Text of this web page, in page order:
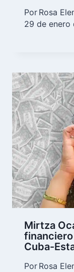
Por Rosa
29 de enero
Mirtza
Cuba-
Por Rosa